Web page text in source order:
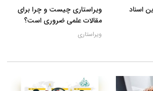
اسناد
ویراستاری چیست و چرا برای
مقالات علمی ضروری است؟
ویراستاری